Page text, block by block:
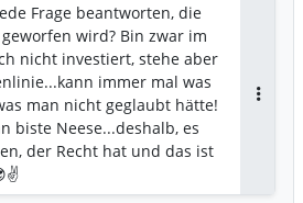
Frage beantworten, die
wird? Bin zwar im
nicht investiert, stehe aber
immer mal was
man nicht geglaubt hätte!
biste Neese...deshalb, es
der Recht hat und das ist